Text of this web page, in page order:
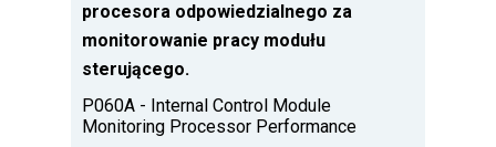
procesora odpowiedzialnego za
monitorowanie pracy modułu
sterującego.
P060A - Internal Control Module
Monitoring Processor Performance